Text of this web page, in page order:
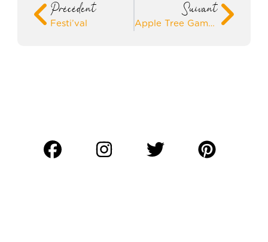
Précédent
Festi’val
Suivant
Apple Tree Game : Escape Game dans les Vergers